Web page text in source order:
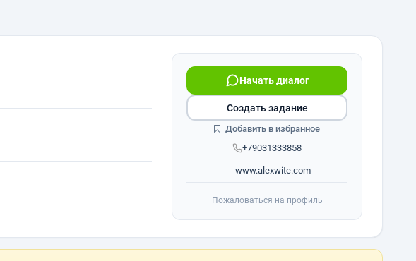
+79031333858
Начать диалог
www.alexwite.com
Создать задание
Добавить в избранное
Пожаловаться на профиль